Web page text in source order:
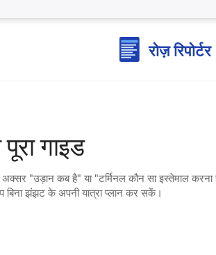
गाइड
"उड़ान कब है" या "टर्मिनल कौन सा इस्तेमाल करना
बिना झंझट के अपनी यात्रा प्लान कर सकें।